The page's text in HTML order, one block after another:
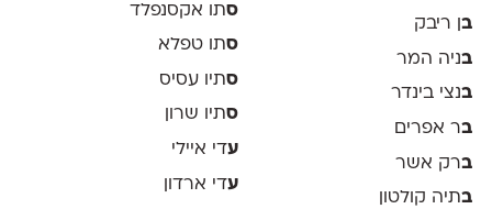
בן ריבק
בניה המר
בנצי בינדר
בר אפרים
ברק אשר
בתיה קולטון
סתו אקסנפלד
סתו טפלא
סתיו עסיס
סתיו שרון
עדי איילי
עדי ארדון